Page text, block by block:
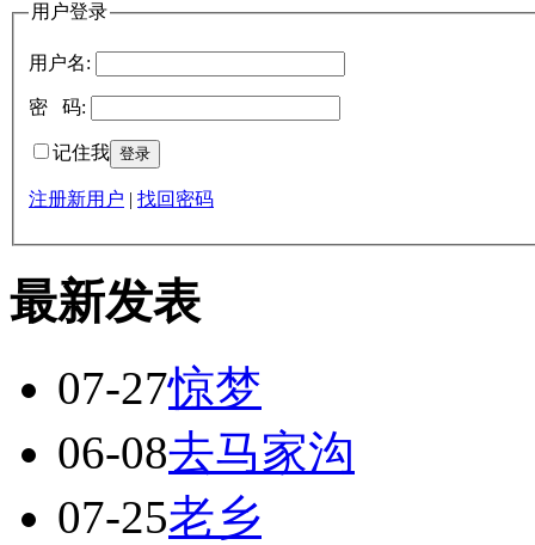
用户登录
用户名:
密 码:
记住我
注册新用户 | 找回密码
最新发表
07-27惊梦
06-08去马家沟
07-25老乡